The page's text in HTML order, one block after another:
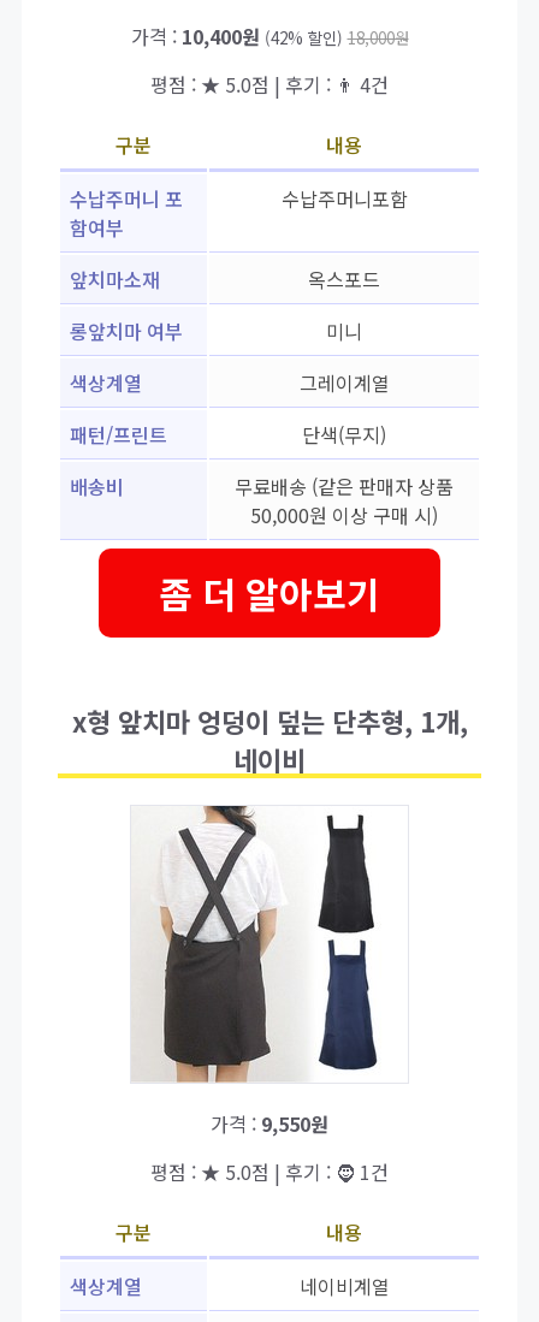
가격 : 10,400원 (42% 할인) 18,000원
평점 : ★ 5.0점 | 후기 : 👨‍‍ 4건
구분
내용
수납주머니 포
함여부
수납주머니포함
앞치마소재
옥스포드
롱앞치마 여부
미니
색상계열
그레이계열
패턴/프린트
단색(무지)
배송비
무료배송 (같은 판매자 상품
50,000원 이상 구매 시)
좀 더 알아보기
x형 앞치마 엉덩이 덮는 단추형, 1개,
네이비
가격 : 9,550원
평점 : ★ 5.0점 | 후기 : 🧔 1건
구분
내용
색상계열
네이비계열